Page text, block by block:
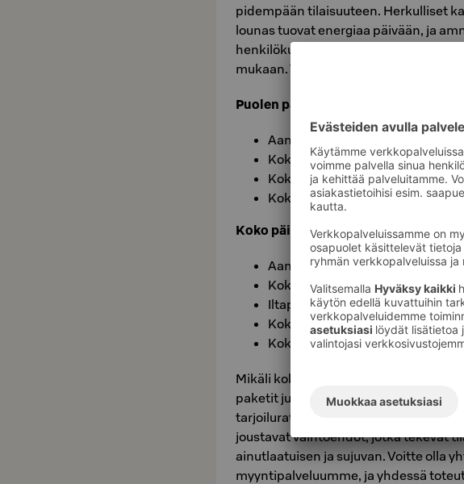
pidempään tilaisuuteen. Herkulliset
lounas tuovat energiaa päivään, ja
henkilökuntamme varmistaa, että
mukaan. Tutustu vuoden 2026
Puolen päivän kokouspaketti 40,15€
Aamu- tai iltapäiväkahvit
Kokouslounas
Kokoustila 2-4 tuntia
Kokousvälineet
Koko päivän kokouspaketti 55€ /
Aamukahvitus suolaisella
Kokouslounas
Iltapäiväkahvit makealla
Kokoustila
Kokousvälineet
Mikäli kokouksenne vaatii
paketit juuri teidän toiveidenne
tarjoiluratkaisu, tilatarve tai
joustavat vaihtoehdot, jotka tekevät
ainutlaatuisen ja sujuvan. Voitte olla
myyntipalveluumme, ja yhdessä